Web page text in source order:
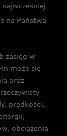
na Państwa
zasięg w
może się
oraz
prędkości,
obciążenia